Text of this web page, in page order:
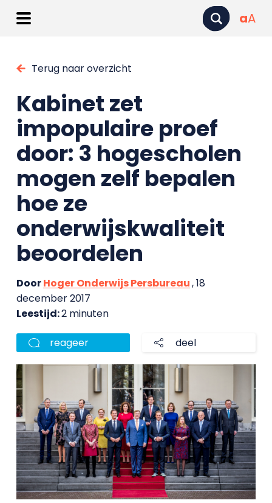
aA
Terug naar overzicht
Kabinet zet
impopulaire proef
door: 3 hogescholen
mogen zelf bepalen
hoe ze
onderwijskwaliteit
beoordelen
DoorHoger Onderwijs Persbureau, 18
december 2017
Leestijd:2 minuten
reageer deel